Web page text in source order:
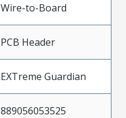
Wire-to-Board
PCB Header
EXTreme Guardian
889056053525